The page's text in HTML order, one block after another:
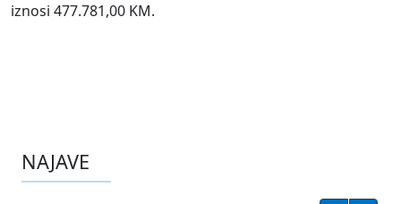
iznosi 477.781,00 KM.
NAJAVE